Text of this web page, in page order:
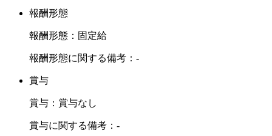
報酬形態
報酬形態：固定給
報酬形態に関する備考：-
賞与
賞与：賞与なし
賞与に関する備考：-